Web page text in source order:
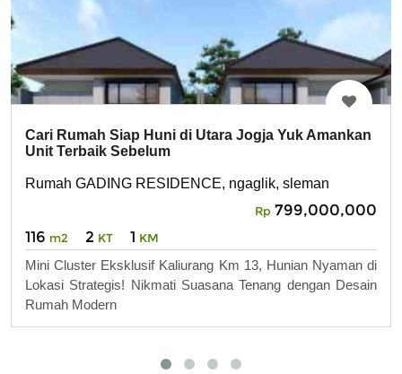
Cari Rumah Siap Huni di Utara Jogja Yuk Amankan
Unit Terbaik Sebelum
Rumah GADING RESIDENCE, ngaglik, sleman
Rp 799,000,000
116 m2 2 KT 1 KM
Mini Cluster Eksklusif Kaliurang Km 13, Hunian Nyaman di
Lokasi Strategis! Nikmati Suasana Tenang dengan Desain
Rumah Modern